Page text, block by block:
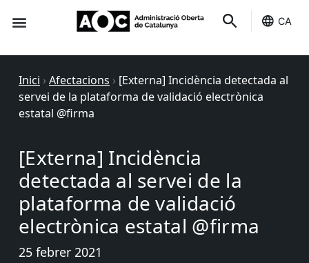
CA
Inici › Afectacions › [Externa] Incidència detectada al
servei de la plataforma de validació electrònica
estatal @firma
[Externa] Incidència
detectada al servei de la
plataforma de validació
electrònica estatal @firma
25 febrer 2021